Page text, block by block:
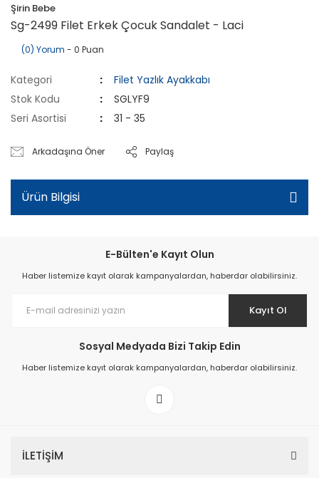
Şirin Bebe
Sg-2499 Filet Erkek Çocuk Sandalet - Laci
(0) Yorum - 0 Puan
Kategori
Filet Yazlık Ayakkabı
Stok Kodu
SGLYF9
Seri Asortisi
31 - 35
Arkadaşına Öner Paylaş
Ürün Bilgisi
E-Bülten'e Kayıt Olun
Haber listemize kayıt olarak kampanyalardan, haberdar olabilirsiniz.
Kayıt Ol
Sosyal Medyada Bizi Takip Edin
Haber listemize kayıt olarak kampanyalardan, haberdar olabilirsiniz.
İLETİŞİM